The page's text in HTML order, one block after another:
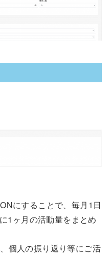
にすることで、毎月1日
1ヶ月の活動量をまとめ
個人の振り返り等にご活